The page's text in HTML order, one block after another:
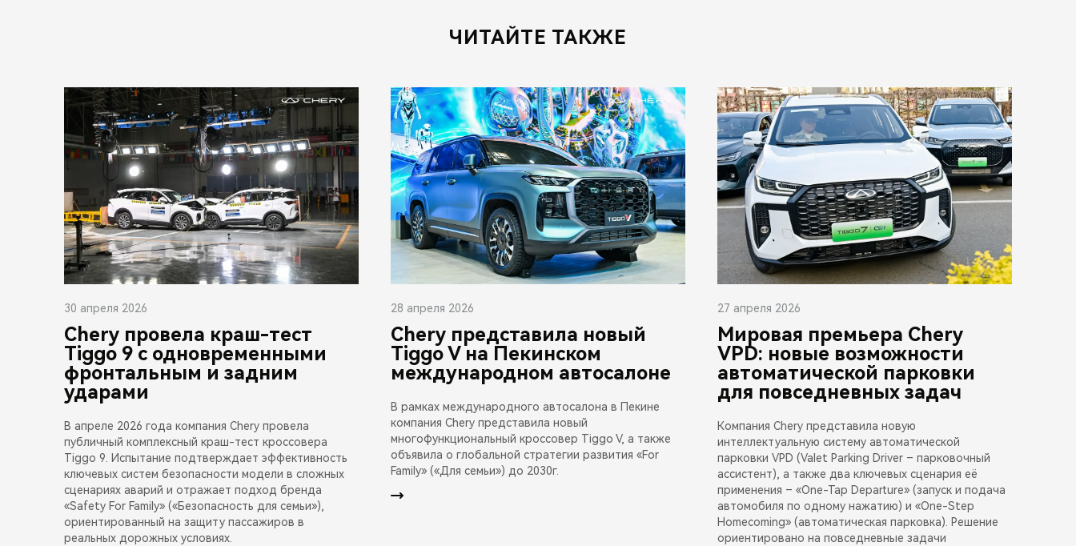
ЧИТАЙТЕ ТАКЖЕ
30 апреля 2026
Chery провела краш-тест
Tiggo 9 с одновременными
фронтальным и задним
ударами
В апреле 2026 года компания Chery провела
публичный комплексный краш-тест кроссовера
Tiggo 9. Испытание подтверждает эффективность
ключевых систем безопасности модели в сложных
сценариях аварий и отражает подход бренда
«Safety For Family» («Безопасность для семьи»),
ориентированный на защиту пассажиров в
реальных дорожных условиях.
28 апреля 2026
Chery представила новый
Tiggo V на Пекинском
международном автосалоне
В рамках международного автосалона в Пекине
компания Chery представила новый
многофункциональный кроссовер Tiggo V, а также
объявила о глобальной стратегии развития «For
Family» («Для семьи») до 2030г.
27 апреля 2026
Мировая премьера Chery
VPD: новые возможности
автоматической парковки
для повседневных задач
Компания Chery представила новую
интеллектуальную систему автоматической
парковки VPD (Valet Parking Driver – парковочный
ассистент), а также два ключевых сценария её
применения – «One-Tap Departure» (запуск и подача
автомобиля по одному нажатию) и «One-Step
Homecoming» (автоматическая парковка). Решение
ориентировано на повседневные задачи